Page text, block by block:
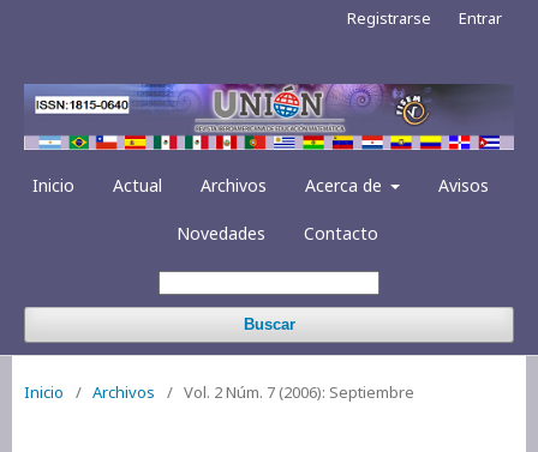
Inicio Actual Archivos Acerca de Avisos
Novedades Contacto
Buscar
Registrarse Entrar
Inicio / Archivos / Vol. 2 Núm. 7 (2006): Septiembre